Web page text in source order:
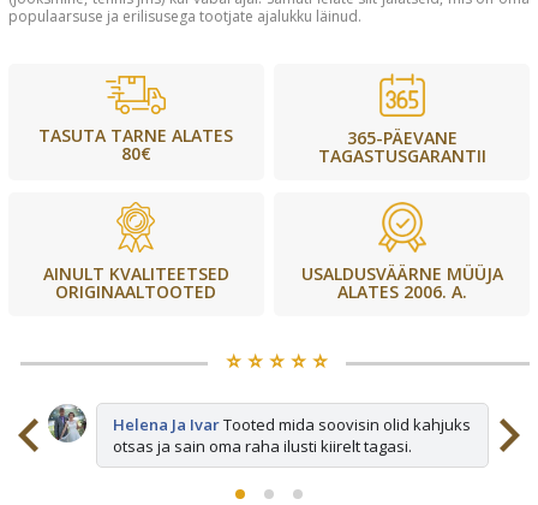
populaarsuse ja erilisusega tootjate ajalukku läinud.
TASUTA TARNE ALATES
80€
365-PÄEVANE
TAGASTUSGARANTII
AINULT KVALITEETSED
ORIGINAALTOOTED
USALDUSVÄÄRNE MÜÜJA
ALATES 2006. A.
⭐️ ⭐️ ⭐️ ⭐️ ⭐️
Helena Ja IvarTooted mida soovisin olid kahjuks
otsas ja sain oma raha ilusti kiirelt tagasi.